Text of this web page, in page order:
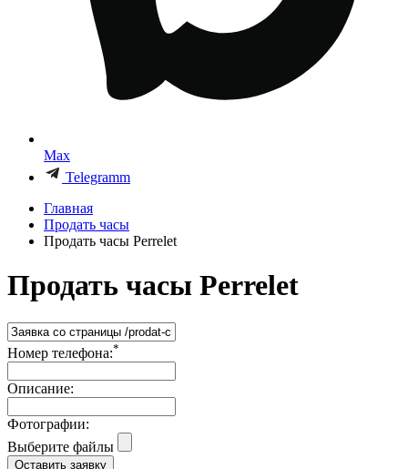
Max
Telegramm
Главная
Продать часы
Продать часы Perrelet
Продать часы Perrelet
Номер телефона:*
Описание:
Фотографии:
Выберите файлы